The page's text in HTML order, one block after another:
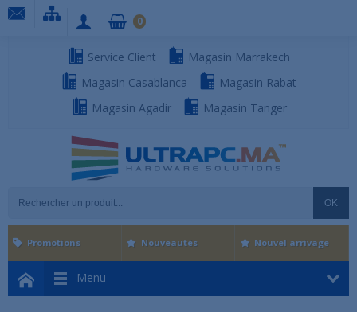
Service Client
Magasin Marrakech
Magasin Casablanca
Magasin Rabat
Magasin Agadir
Magasin Tanger
OK
0
Menu
Promotions Nouveautés Nouvel arrivage